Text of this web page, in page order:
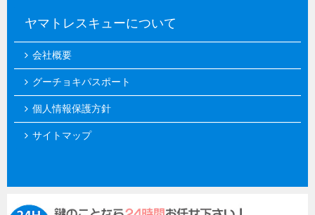
ヤマトレスキューについて
会社概要
グーチョキパスポート
個人情報保護方針
サイトマップ